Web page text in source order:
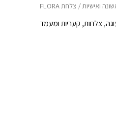
ואישיות/ צלחת FLORA
,צלחות, קעריות ומעמד